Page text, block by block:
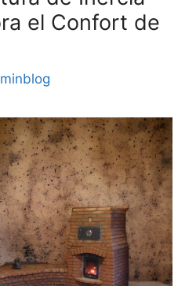
el Confort de